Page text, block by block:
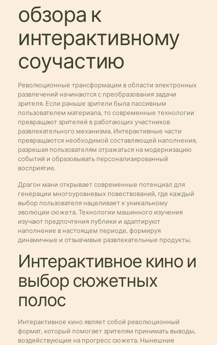
обзора к
интерактивному
соучастию
Революционные трансформации в области электронных
развлечений начинаются с преобразования задачи
зрителя. Если раньше зрители была пассивным
пользователем материала, то современные технологии
превращают зрителей в работающих участников
развлекательного механизма. Интерактивные части
превращаются необходимой составляющей наполнения,
разрешая пользователям отражаться на модернизацию
событий и образовывать персонализированный
восприятие.
Драгон мани открывает современные потенциал для
генерации многоуровневых повествований, где каждый
выбор пользователя нацеливает к уникальному
эволюции сюжета. Технологии машинного изучения
изучают предпочтения публики и адаптируют
наполнение в настоящем периоде, формируя
динамичные и отзывчивые развлекательные продукты.
Интерактивное кино и
выбор сюжетных
полос
Интерактивное кино являет собой революционный
формат, который помогает зрителям принимать выводы,
воздействующие на прогресс сюжета. Нынешние